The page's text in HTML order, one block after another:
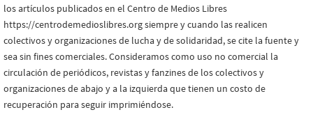
los artículos publicados en el Centro de Medios Libres
https://centrodemedioslibres.org siempre y cuando las realicen
colectivos y organizaciones de lucha y de solidaridad, se cite la fuente y
sea sin fines comerciales. Consideramos como uso no comercial la
circulación de periódicos, revistas y fanzines de los colectivos y
organizaciones de abajo y a la izquierda que tienen un costo de
recuperación para seguir imprimiéndose.